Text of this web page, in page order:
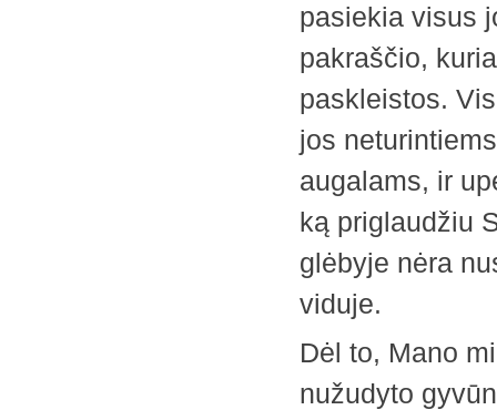
pasiekia visus
pakraščio,
paskleistos.
jos
augalams, ir
ką ­priglaudžiu
glėbyje nėra
viduje.
Dėl to, Mano
nužudyto